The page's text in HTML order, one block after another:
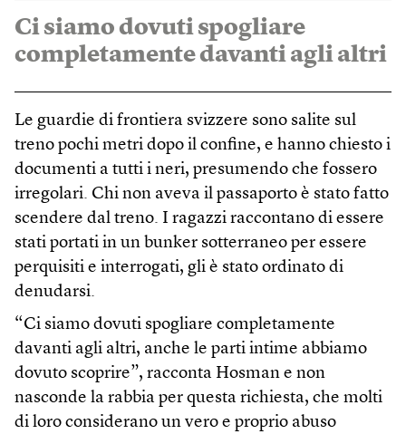
Ci siamo dovuti spogliare
completamente davanti agli altri
Le guardie di frontiera svizzere sono salite sul
treno pochi metri dopo il confine, e hanno chiesto i
documenti a tutti i neri, presumendo che fossero
irregolari. Chi non aveva il passaporto è stato fatto
scendere dal treno. I ragazzi raccontano di essere
stati portati in un bunker sotterraneo per essere
perquisiti e interrogati, gli è stato ordinato di
denudarsi.
“Ci siamo dovuti spogliare completamente
davanti agli altri, anche le parti intime abbiamo
dovuto scoprire”, racconta Hosman e non
nasconde la rabbia per questa richiesta, che molti
di loro considerano un vero e proprio abuso